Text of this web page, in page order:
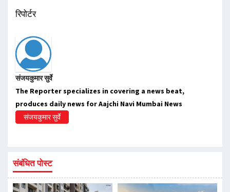
रिपोर्टर
संजयकुमार सुर्वे
The Reporter specializes in covering a news beat,
produces daily news for Aajchi Navi Mumbai News
संजयकुमार सुर्वे
संबंधित पोस्ट